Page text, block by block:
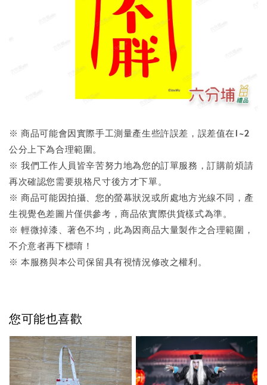
※ 商品可能會因實際手工測量產生些許誤差，誤差值在1~2
公分上下為合理範圍。
※ 我們工作人員皆辛苦努力地為您的訂單服務，訂購前煩請
再次確認您需要規格尺寸後方才下單。
※ 商品可能因拍攝、您的螢幕狀況或所處地方光線不同，產
生視覺色差圖片僅供參考，商品依實際供貨樣式為準。
※ 輕微掉漆、著色不均，此為因商品大量製作之合理範圍，
不介意者再下標唷！
※ 本服務與本公司保留具有視情況修改之權利。
您可能也喜歡